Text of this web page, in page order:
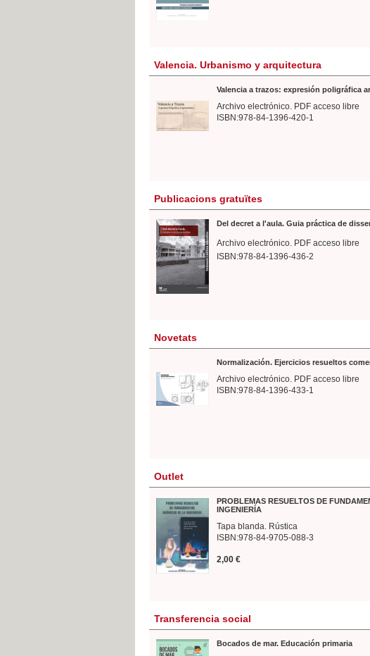
Valencia. Urbanismo y arquitectura
Valencia a trazos: expresión poligráfica
Archivo electrónico. PDF acceso libre
ISBN:978-84-1396-420-1
Publicacions gratuïtes
Del decret a l'aula. Guia práctica de
Archivo electrónico. PDF acceso libre
ISBN:978-84-1396-436-2
Novetats
Normalización. Ejercicios resueltos
Archivo electrónico. PDF acceso libre
ISBN:978-84-1396-433-1
Outlet
PROBLEMAS RESUELTOS DE
INGENIERÍA
Tapa blanda. Rústica
ISBN:978-84-9705-088-3
2,00 €
Transferencia social
Bocados de mar. Educación primaria